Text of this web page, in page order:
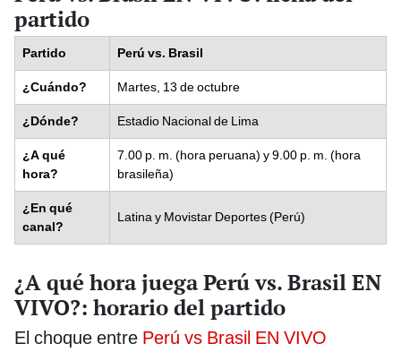
partido
Partido Perú vs. Brasil
¿Cuándo? Martes, 13 de octubre
¿Dónde? Estadio Nacional de Lima
¿A qué
hora?
7.00 p. m. (hora peruana) y 9.00 p. m. (hora
brasileña)
¿En qué
canal?
Latina y Movistar Deportes (Perú)
¿A qué hora juega Perú vs. Brasil EN
VIVO?: horario del partido
El choque entre Perú vs Brasil EN VIVO